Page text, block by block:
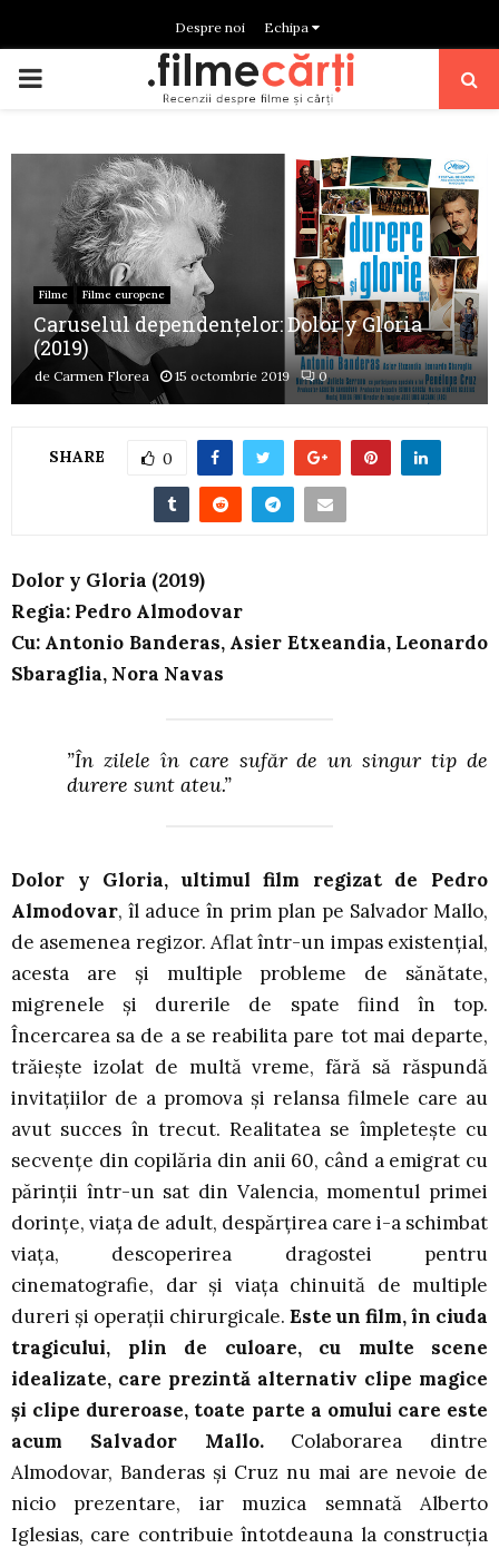
Despre noi Echipa
PRIMARY
Filme Filme europene
Caruselul dependențelor: Dolor y Gloria
(2019)
de Carmen Florea 15 octombrie 2019 0
SHARE 0
Dolor y Gloria (2019)
Regia: Pedro Almodovar
Cu: Antonio Banderas, Asier Etxeandia, Leonardo
Sbaraglia, Nora Navas
”În zilele în care sufăr de un singur tip de
durere sunt ateu.”
Dolor y Gloria, ultimul film regizat de Pedro
Almodovar, îl aduce în prim plan pe Salvador Mallo,
de asemenea regizor. Aflat într-un impas existențial,
acesta are și multiple probleme de sănătate,
migrenele și durerile de spate fiind în top.
Încercarea sa de a se reabilita pare tot mai departe,
trăiește izolat de multă vreme, fără să răspundă
invitațiilor de a promova și relansa filmele care au
avut succes în trecut. Realitatea se împletește cu
secvențe din copilăria din anii 60, când a emigrat cu
părinții într-un sat din Valencia, momentul primei
dorințe, viața de adult, despărțirea care i-a schimbat
viața, descoperirea dragostei pentru
cinematografie, dar și viața chinuită de multiple
dureri și operații chirurgicale. Este un film, în ciuda
tragicului, plin de culoare, cu multe scene
idealizate, care prezintă alternativ clipe magice
și clipe dureroase, toate parte a omului care este
acum Salvador Mallo.Colaborarea dintre
Almodovar, Banderas și Cruz nu mai are nevoie de
nicio prezentare, iar muzica semnată Alberto
Iglesias, care contribuie întotdeauna la construcția